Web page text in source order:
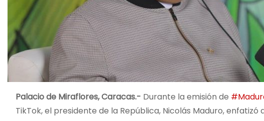
Palacio de Miraflores, Caracas.- Durante la emisión de
TikTok, el presidente de la República, Nicolás Maduro,